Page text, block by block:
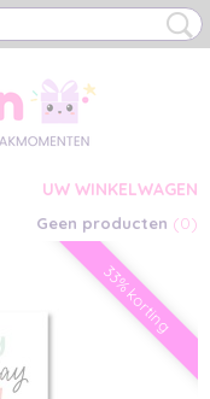
UW WINKELWAGEN
Geen producten (0)
33% korting